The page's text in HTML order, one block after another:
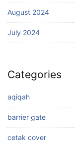
August 2024
July 2024
Categories
aqiqah
barrier gate
cetak cover